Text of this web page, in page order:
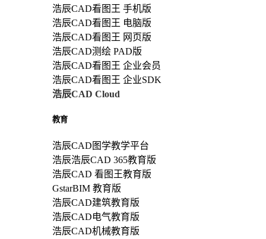
浩辰CAD看图王 手机版
浩辰CAD看图王 电脑版
浩辰CAD看图王 网页版
浩辰CAD测绘 PAD版
浩辰CAD看图王 企业会员
浩辰CAD看图王 企业SDK
浩辰CAD Cloud
教育
浩辰CAD图学教学平台
浩辰浩辰CAD 365教育版
浩辰CAD 看图王教育版
GstarBIM 教育版
浩辰CAD建筑教育版
浩辰CAD电气教育版
浩辰CAD机械教育版